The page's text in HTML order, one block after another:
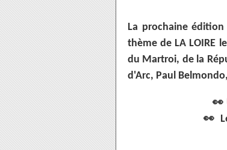
La prochaine édition
thème de LA LOIRE
du Martroi, de la
d'Arc, Paul
👀
👀